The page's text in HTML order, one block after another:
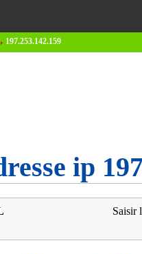
197.253.142.159
ip
Saisir